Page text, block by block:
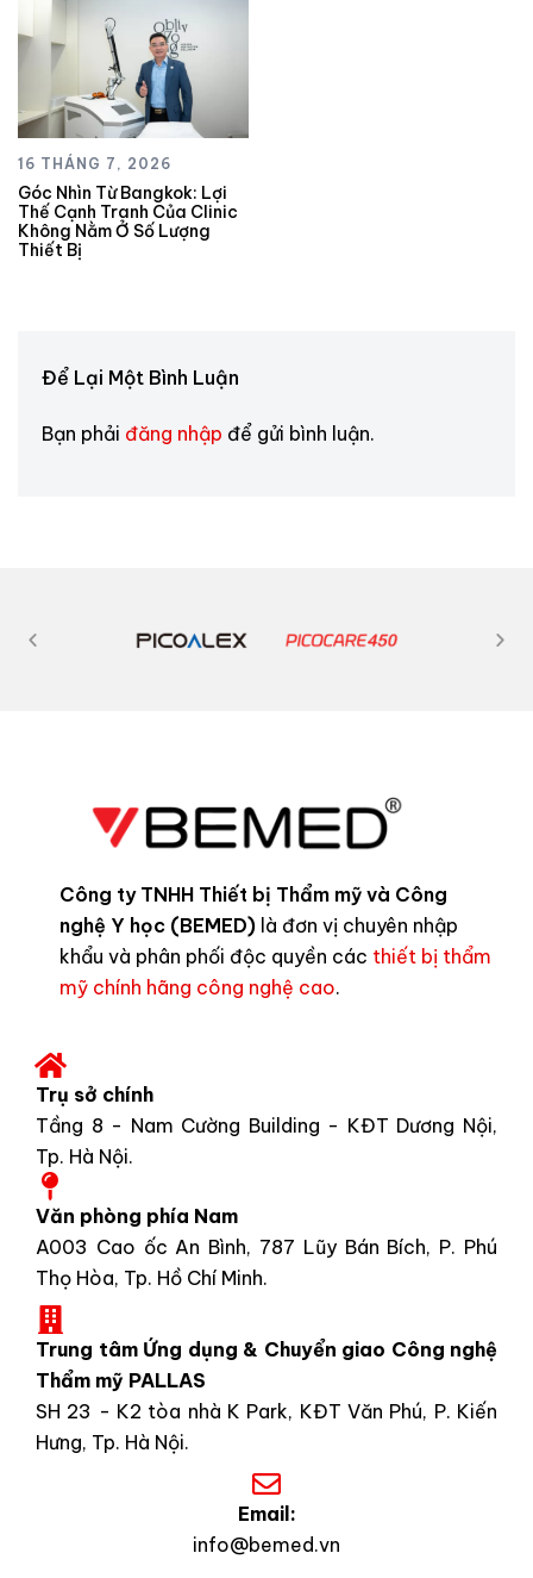
16 THÁNG 7, 2026
Góc Nhìn Từ Bangkok: Lợi
Thế Cạnh Tranh Của Clinic
Không Nằm Ở Số Lượng
Thiết Bị
Để Lại Một Bình Luận
Bạn phải đăng nhập để gửi bình luận.
Công ty TNHH Thiết bị Thẩm mỹ và Công
nghệ Y học (BEMED) là đơn vị chuyên nhập
khẩu và phân phối độc quyền các thiết bị thẩm
mỹ chính hãng công nghệ cao.
Trụ sở chính
Tầng 8 - Nam Cường Building - KĐT Dương Nội,
Tp. Hà Nội.
Văn phòng phía Nam
A003 Cao ốc An Bình, 787 Lũy Bán Bích, P. Phú
Thọ Hòa, Tp. Hồ Chí Minh.
Trung tâm Ứng dụng & Chuyển giao Công nghệ
Thẩm mỹ PALLAS
SH 23 - K2 tòa nhà K Park, KĐT Văn Phú, P. Kiến
Hưng, Tp. Hà Nội.
Email:
info@bemed.vn